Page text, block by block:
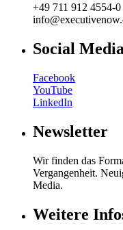
+49 711 912 4554-0
Social
Facebook
YouTube
LinkedIn
Newsletter
Wir finden das
Vergangenheit.
Media.
Weitere